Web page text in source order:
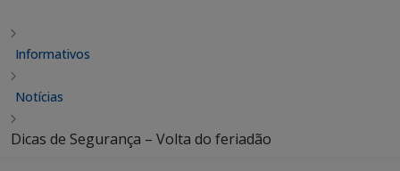
Informativos
Notícias
Dicas de Segurança – Volta do feriadão